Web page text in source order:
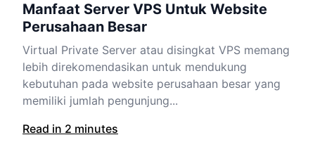
Manfaat Server VPS Untuk Website
Perusahaan Besar
Virtual Private Server atau disingkat VPS memang
lebih direkomendasikan untuk mendukung
kebutuhan pada website perusahaan besar yang
memiliki jumlah pengunjung...
Read in 2 minutes